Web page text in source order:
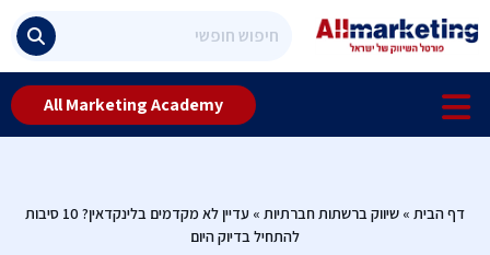
All Marketing Academy
דף הבית » שיווק ברשתות חברתיות »
עדיין לא מקדמים בלינקדאין? 10 סיבות
להתחיל בדיוק היום